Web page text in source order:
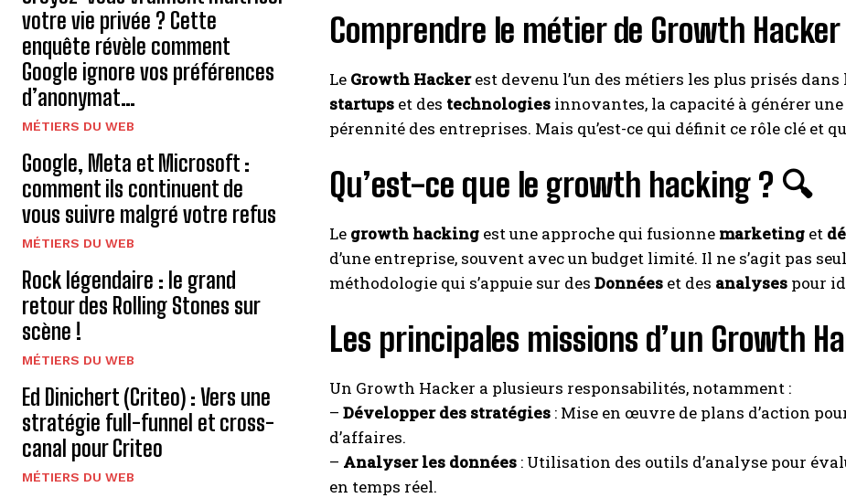
A LIRE :
La Fabrique PrestaShop : une alternative vraiment
votre vie privée ? Cette
enquête révèle comment
Google ignore vos préférences
d’anonymat…
MÉTIERS DU WEB
Google, Meta et Microsoft :
comment ils continuent de
vous suivre malgré votre refus
MÉTIERS DU WEB
Rock légendaire : le grand
retour des Rolling Stones sur
scène !
MÉTIERS DU WEB
Ed Dinichert (Criteo) : Vers une
stratégie full-funnel et cross-
canal pour Criteo
MÉTIERS DU WEB
Comprendre le métier de Growth
Le Growth Hackerest devenu l’un des métiers les plus prisés
startups et des technologies innovantes, la capacité à générer
pérennité des entreprises. Mais qu’est-ce qui définit ce rôle clé et
Qu’est-ce que le growth hacking ? 🔍
Le growth hacking est une approche qui fusionne marketing et
d’une entreprise, souvent avec un budget limité. Il ne s’agit pas
méthodologie qui s’appuie sur des Données et des analyses pour
Les principales missions d’un Growth
Un Growth Hacker a plusieurs responsabilités, notamment :
– Développer des stratégies : Mise en œuvre de plans d’action
d’affaires.
– Analyser les données : Utilisation des outils d’analyse pour
en temps réel.